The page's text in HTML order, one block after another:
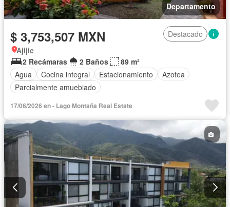
Departamento
$ 3,753,507 MXN
Destacado
Ajijic
2 Recámaras
2 Baños
89 m²
Agua
Cocina integral Estacionamiento
Azotea
Parcialmente amueblado
17/06/2026 en - Lago Montaña Real Estate